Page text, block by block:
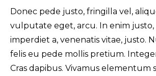
Donec pede justo, fringilla vel,
vulputate eget, arcu. In enim
imperdiet a, venenatis vitae, justo.
felis eu pede mollis pretium.
Cras dapibus. Vivamus elementum